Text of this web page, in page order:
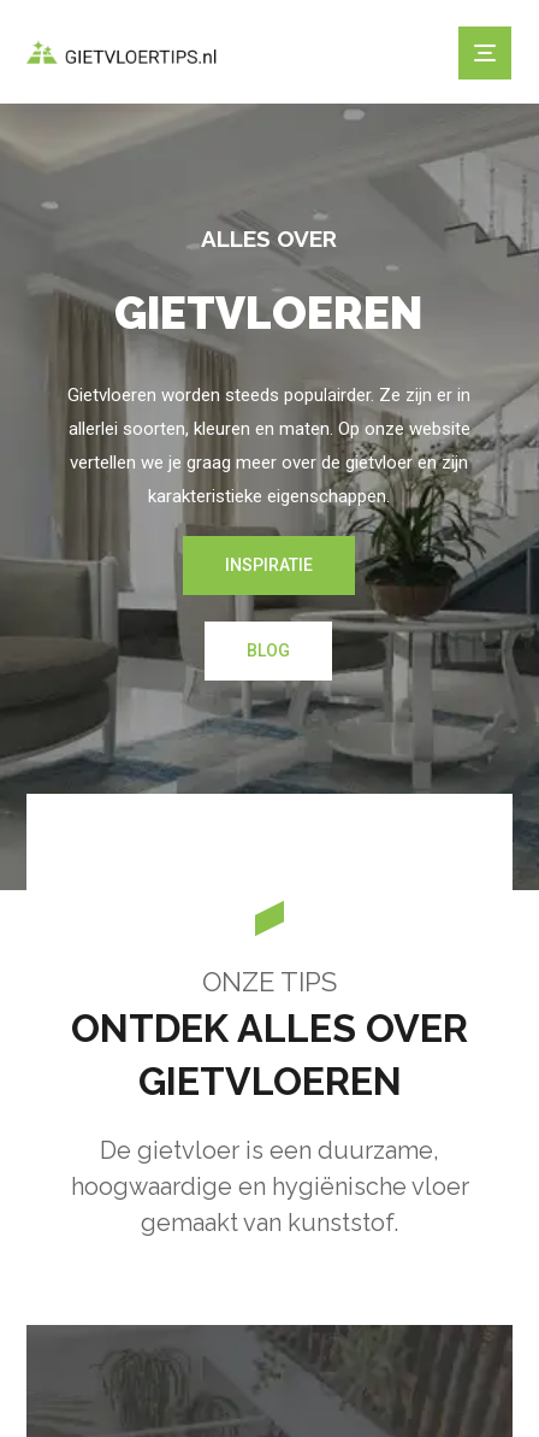
GIETVLOEREN
ALLES OVER
Gietvloeren worden steeds populairder. Ze zijn er in
allerlei soorten, kleuren en maten. Op onze website
vertellen we je graag meer over de gietvloer en zijn
karakteristieke eigenschappen.
INSPIRATIE
BLOG
ONZE TIPS
ONTDEK ALLES OVER
GIETVLOEREN
De gietvloer is een duurzame,
hoogwaardige en hygiënische vloer
gemaakt van kunststof.